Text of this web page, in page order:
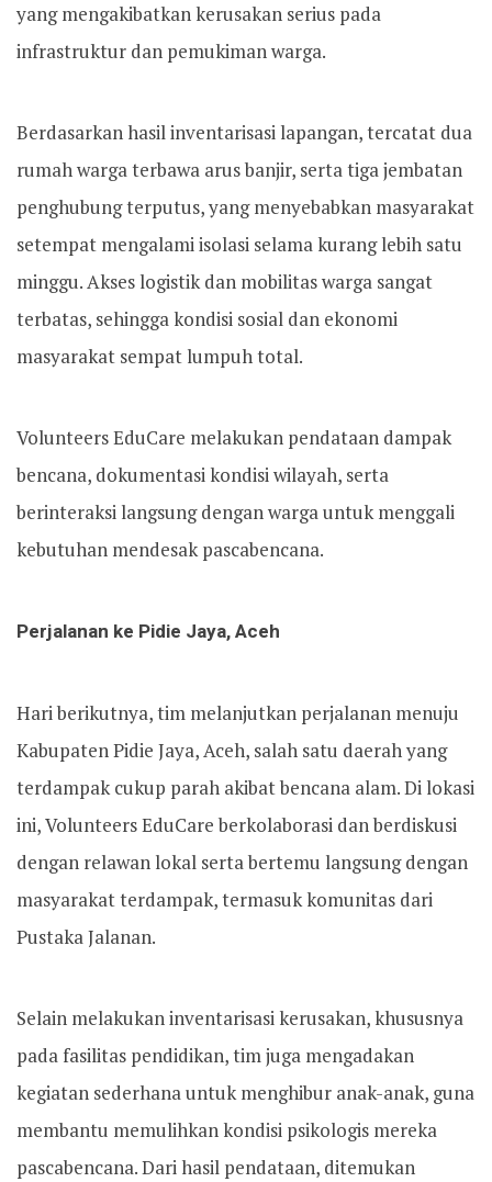
yang mengakibatkan kerusakan serius pada
infrastruktur dan pemukiman warga.
Berdasarkan hasil inventarisasi lapangan, tercatat dua
rumah warga terbawa arus banjir, serta tiga jembatan
penghubung terputus, yang menyebabkan masyarakat
setempat mengalami isolasi selama kurang lebih satu
minggu. Akses logistik dan mobilitas warga sangat
terbatas, sehingga kondisi sosial dan ekonomi
masyarakat sempat lumpuh total.
Volunteers EduCare melakukan pendataan dampak
bencana, dokumentasi kondisi wilayah, serta
berinteraksi langsung dengan warga untuk menggali
kebutuhan mendesak pascabencana.
Perjalanan ke Pidie Jaya, Aceh
Hari berikutnya, tim melanjutkan perjalanan menuju
Kabupaten Pidie Jaya, Aceh, salah satu daerah yang
terdampak cukup parah akibat bencana alam. Di lokasi
ini, Volunteers EduCare berkolaborasi dan berdiskusi
dengan relawan lokal serta bertemu langsung dengan
masyarakat terdampak, termasuk komunitas dari
Pustaka Jalanan.
Selain melakukan inventarisasi kerusakan, khususnya
pada fasilitas pendidikan, tim juga mengadakan
kegiatan sederhana untuk menghibur anak-anak, guna
membantu memulihkan kondisi psikologis mereka
pascabencana. Dari hasil pendataan, ditemukan